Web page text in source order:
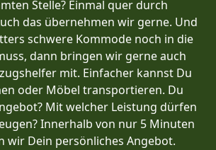
Stelle? Einmal quer durch
das übernehmen wir gerne. Und
schwere Kommode noch in die
dann bringen wir gerne auch
mit. Einfacher kannst Du
oder Möbel transportieren. Du
Mit welcher Leistung dürfen
Innerhalb von nur 5 Minuten
wir Dein persönliches Angebot.